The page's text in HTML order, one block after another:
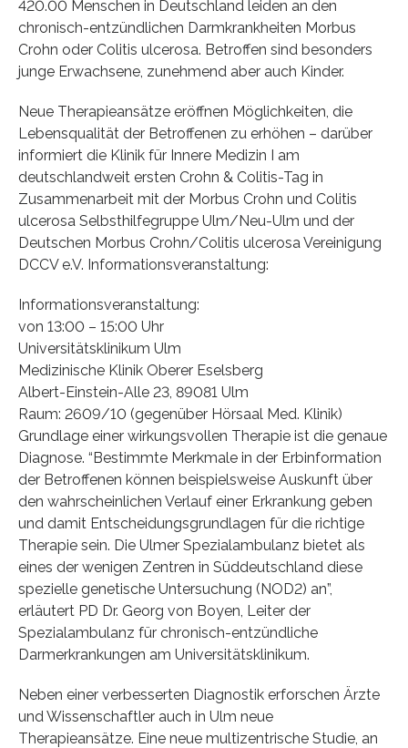
420.00 Menschen in Deutschland leiden an den
chronisch-entzündlichen Darmkrankheiten Morbus
Crohn oder Colitis ulcerosa. Betroffen sind besonders
junge Erwachsene, zunehmend aber auch Kinder.
Neue Therapieansätze eröffnen Möglichkeiten, die
Lebensqualität der Betroffenen zu erhöhen – darüber
informiert die Klinik für Innere Medizin I am
deutschlandweit ersten Crohn & Colitis-Tag in
Zusammenarbeit mit der Morbus Crohn und Colitis
ulcerosa Selbsthilfegruppe Ulm/Neu-Ulm und der
Deutschen Morbus Crohn/Colitis ulcerosa Vereinigung
DCCV e.V. Informationsveranstaltung:
Informationsveranstaltung:
von 13:00 – 15:00 Uhr
Universitätsklinikum Ulm
Medizinische Klinik Oberer Eselsberg
Albert-Einstein-Alle 23, 89081 Ulm
Raum: 2609/10 (gegenüber Hörsaal Med. Klinik)
Grundlage einer wirkungsvollen Therapie ist die genaue
Diagnose. “Bestimmte Merkmale in der Erbinformation
der Betroffenen können beispielsweise Auskunft über
den wahrscheinlichen Verlauf einer Erkrankung geben
und damit Entscheidungsgrundlagen für die richtige
Therapie sein. Die Ulmer Spezialambulanz bietet als
eines der wenigen Zentren in Süddeutschland diese
spezielle genetische Untersuchung (NOD2) an”,
erläutert PD Dr. Georg von Boyen, Leiter der
Spezialambulanz für chronisch-entzündliche
Darmerkrankungen am Universitätsklinikum.
Neben einer verbesserten Diagnostik erforschen Ärzte
und Wissenschaftler auch in Ulm neue
Therapieansätze. Eine neue multizentrische Studie, an